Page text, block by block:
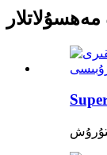
مەھسۇلاتلار